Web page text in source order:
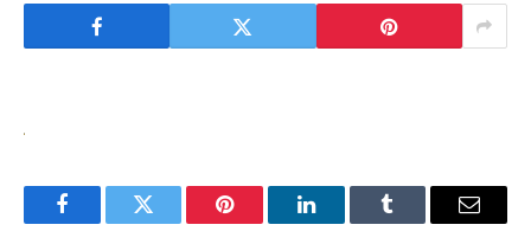
FacebookTwitter Pinterest LinkedInTumblr Email